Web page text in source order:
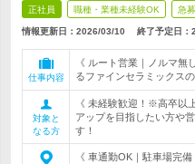
正社員 職種・業種未経験OK 急募
情報更新日：2026/03/10 終了予定日：
仕事内容
《 ルート営業｜ノルマ
るファインセラミックスの
対象と
なる方
《 未経験歓迎！※高卒以
アップを目指したい方や
す！
《 車通勤OK｜駐車場完